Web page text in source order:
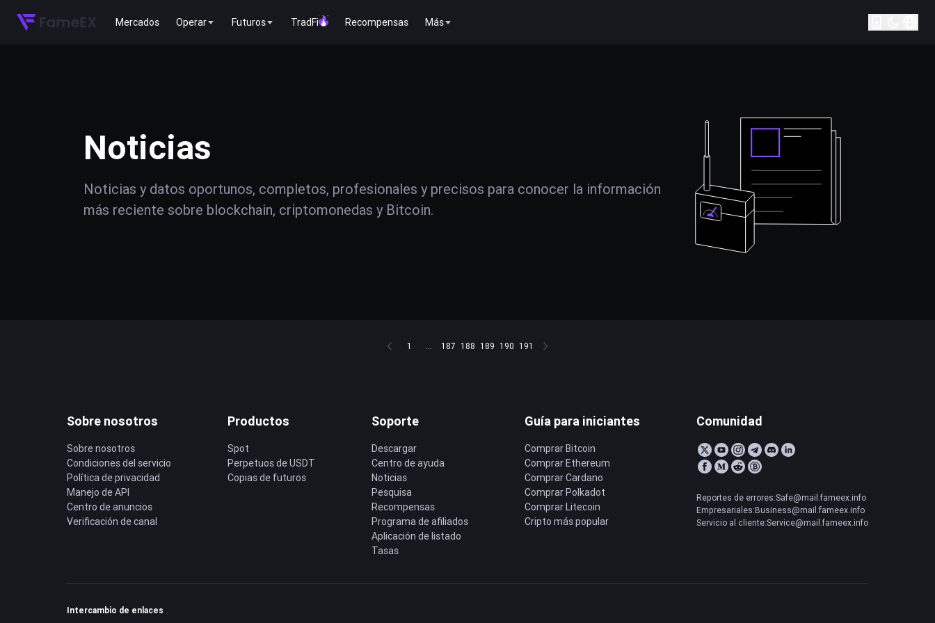
Mercados Operar Futuros TradFi Recompensas Más
Noticias
Noticias y datos oportunos, completos, profesionales y precisos para conocer la información
más reciente sobre blockchain, criptomonedas y Bitcoin.
1 ... 187 188 189 190 191
Sobre nosotros
Sobre nosotros
Condiciones del servicio
Política de privacidad
Manejo de API
Centro de anuncios
Verificación de canal
Productos
Spot
Perpetuos de USDT
Copias de futuros
Soporte
Descargar
Centro de ayuda
Noticias
Pesquisa
Recompensas
Programa de afiliados
Aplicación de listado
Tasas
Guía para iniciantes
Comprar Bitcoin
Comprar Ethereum
Comprar Cardano
Comprar Polkadot
Comprar Litecoin
Cripto más popular
Comunidad
Reportes de errores:Safe@mail.fameex.info
Empresariales:Business@mail.fameex.info
Servicio al cliente:Service@mail.fameex.info
Intercambio de enlaces